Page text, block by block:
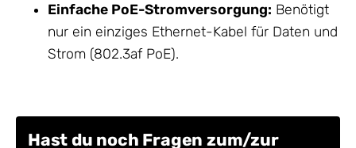
Einfache PoE-Stromversorgung: Benötigt
nur ein einziges Ethernet-Kabel für Daten und
Strom (802.3af PoE).
Hast du noch Fragen zum/zur